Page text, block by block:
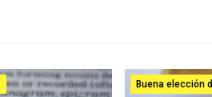
Buena elección